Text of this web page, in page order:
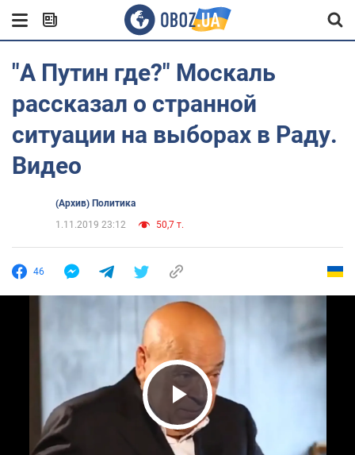
"А Путин где?" Москаль
рассказал о странной
ситуации на выборах в Раду.
Видео
(Архив) Политика
1.11.2019 23:12
50,7 т.
46
Play Video